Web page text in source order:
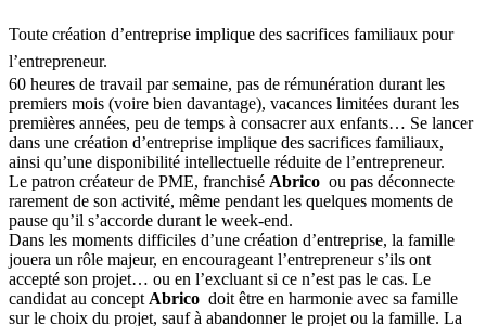
Toute création d’entreprise implique des sacrifices familiaux pour
l’entrepreneur.
60 heures de travail par semaine, pas de rémunération durant les
premiers mois (voire bien davantage), vacances limitées durant les
premières années, peu de temps à consacrer aux enfants… Se lancer
dans une création d’entreprise implique des sacrifices familiaux,
ainsi qu’une disponibilité intellectuelle réduite de l’entrepreneur.
Le patron créateur de PME, franchisé Abrico ou pas déconnecte
rarement de son activité, même pendant les quelques moments de
pause qu’il s’accorde durant le week-end.
Dans les moments difficiles d’une création d’entreprise, la famille
jouera un rôle majeur, en encourageant l’entrepreneur s’ils ont
accepté son projet… ou en l’excluant si ce n’est pas le cas. Le
candidat au conceptAbrico doit être en harmonie avec sa famille
sur le choix du projet, sauf à abandonner le projet ou la famille. La